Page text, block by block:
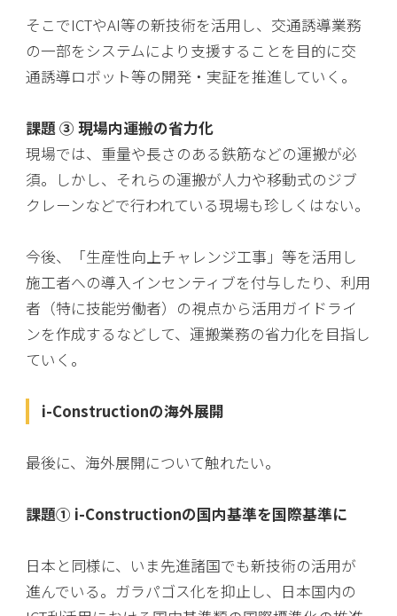
そこでICTやAI等の新技術を活用し、交通誘導業務
の一部をシステムにより支援することを目的に交
通誘導ロボット等の開発・実証を推進していく。
課題 ③ 現場内運搬の省力化
現場では、重量や長さのある鉄筋などの運搬が必
須。しかし、それらの運搬が人力や移動式のジブ
クレーンなどで行われている現場も珍しくはない。
今後、「生産性向上チャレンジ工事」等を活用し
施工者への導入インセンティブを付与したり、利用
者（特に技能労働者）の視点から活用ガイドライ
ンを作成するなどして、運搬業務の省力化を目指し
ていく。
i-Constructionの海外展開
最後に、海外展開について触れたい。
課題① i-Constructionの国内基準を国際基準に
日本と同様に、いま先進諸国でも新技術の活用が
進んでいる。ガラパゴス化を抑止し、日本国内の